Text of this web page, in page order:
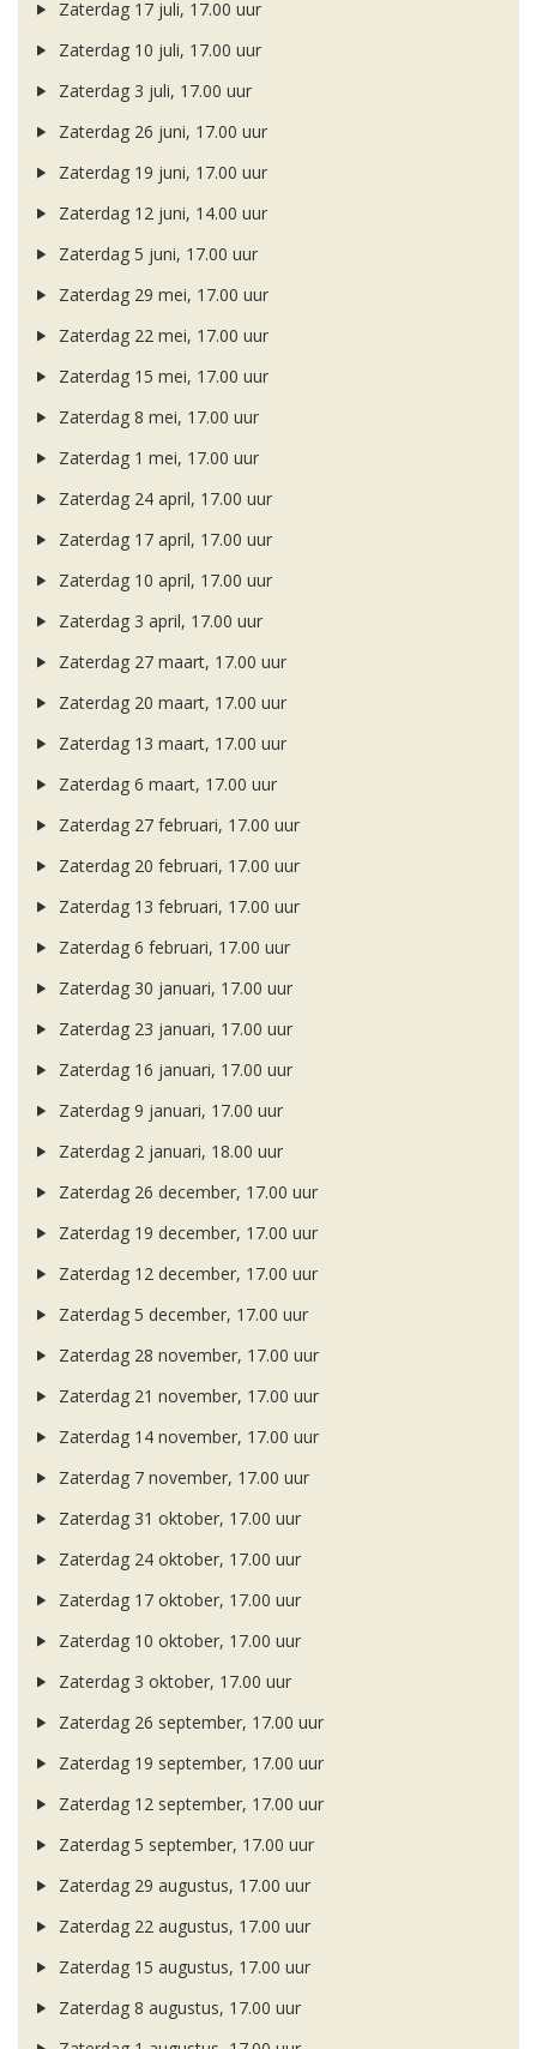
Zaterdag 17 juli, 17.00 uur
Zaterdag 10 juli, 17.00 uur
Zaterdag 3 juli, 17.00 uur
Zaterdag 26 juni, 17.00 uur
Zaterdag 19 juni, 17.00 uur
Zaterdag 12 juni, 14.00 uur
Zaterdag 5 juni, 17.00 uur
Zaterdag 29 mei, 17.00 uur
Zaterdag 22 mei, 17.00 uur
Zaterdag 15 mei, 17.00 uur
Zaterdag 8 mei, 17.00 uur
Zaterdag 1 mei, 17.00 uur
Zaterdag 24 april, 17.00 uur
Zaterdag 17 april, 17.00 uur
Zaterdag 10 april, 17.00 uur
Zaterdag 3 april, 17.00 uur
Zaterdag 27 maart, 17.00 uur
Zaterdag 20 maart, 17.00 uur
Zaterdag 13 maart, 17.00 uur
Zaterdag 6 maart, 17.00 uur
Zaterdag 27 februari, 17.00 uur
Zaterdag 20 februari, 17.00 uur
Zaterdag 13 februari, 17.00 uur
Zaterdag 6 februari, 17.00 uur
Zaterdag 30 januari, 17.00 uur
Zaterdag 23 januari, 17.00 uur
Zaterdag 16 januari, 17.00 uur
Zaterdag 9 januari, 17.00 uur
Zaterdag 2 januari, 18.00 uur
Zaterdag 26 december, 17.00 uur
Zaterdag 19 december, 17.00 uur
Zaterdag 12 december, 17.00 uur
Zaterdag 5 december, 17.00 uur
Zaterdag 28 november, 17.00 uur
Zaterdag 21 november, 17.00 uur
Zaterdag 14 november, 17.00 uur
Zaterdag 7 november, 17.00 uur
Zaterdag 31 oktober, 17.00 uur
Zaterdag 24 oktober, 17.00 uur
Zaterdag 17 oktober, 17.00 uur
Zaterdag 10 oktober, 17.00 uur
Zaterdag 3 oktober, 17.00 uur
Zaterdag 26 september, 17.00 uur
Zaterdag 19 september, 17.00 uur
Zaterdag 12 september, 17.00 uur
Zaterdag 5 september, 17.00 uur
Zaterdag 29 augustus, 17.00 uur
Zaterdag 22 augustus, 17.00 uur
Zaterdag 15 augustus, 17.00 uur
Zaterdag 8 augustus, 17.00 uur